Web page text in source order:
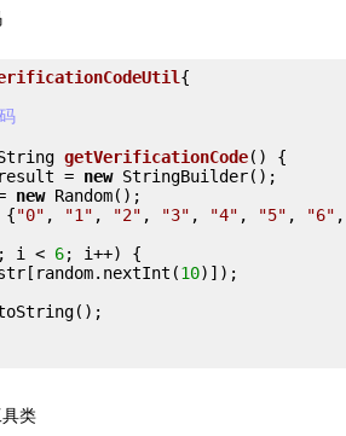
{
getVerificationCode() {
= new StringBuilder();
new Random();
{"0" , "1" , "2" , "3" , "4" , "5" , "6"
; i < 6; i++) {
10)]);
类